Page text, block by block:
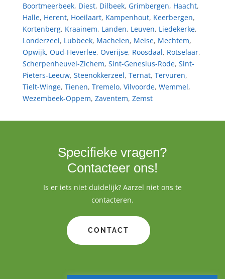
Boortmeerbeek, Diest, Dilbeek, Grimbergen, Haacht,
Halle, Herent, Hoeilaart, Kampenhout, Keerbergen,
Kortenberg, Kraainem, Landen, Leuven, Liedekerke,
Londerzeel, Lubbeek, Machelen, Meise, Mechtem,
Opwijk, Oud-Heverlee, Overijse, Roosdaal, Rotselaar,
Scherpenheuvel-Zichem, Sint-Genesius-Rode, Sint-
Pieters-Leeuw, Steenokkerzeel, Ternat, Tervuren,
Tielt-Winge, Tienen, Tremelo, Vilvoorde, Wemmel,
Wezembeek-Oppem, Zaventem, Zemst
Specifieke vragen?
Contacteer ons!
Is er iets niet duidelijk? Aarzel niet ons te
contacteren.
CONTACT